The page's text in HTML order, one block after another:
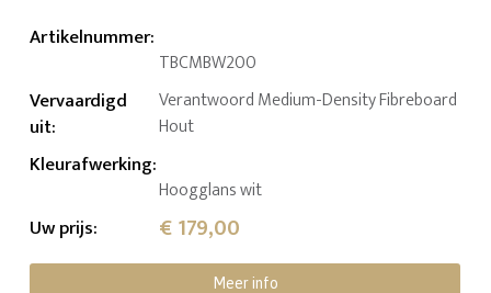
Artikelnummer:
TBCMBW200
Vervaardigd
uit:
Verantwoord Medium-Density Fibreboard
Hout
Kleurafwerking:
Hoogglans wit
Uw prijs: € 179,00
Meer info